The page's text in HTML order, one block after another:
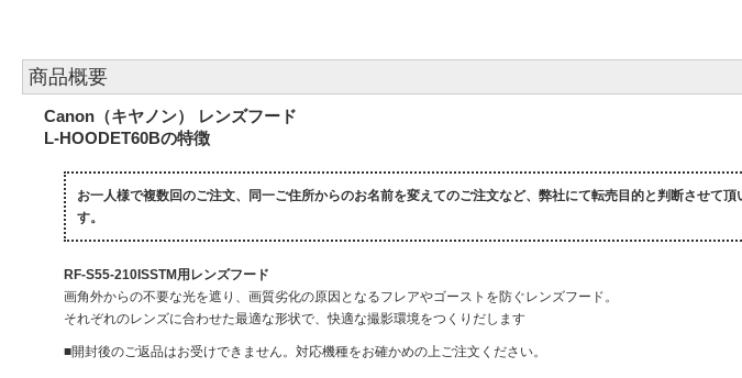
商品概要
Canon（キヤノン） レンズフード
L-HOODET60Bの特徴
お一人様で複数回のご注文、同一ご住所からのお名前を変えてのご注文など、弊社にて転売目的と判断させて
す。
RF-S55-210ISSTM用レンズフード
画角外からの不要な光を遮り、画質劣化の原因となるフレアやゴーストを防ぐレンズフード。
それぞれのレンズに合わせた最適な形状で、快適な撮影環境をつくりだします
■開封後のご返品はお受けできません。対応機種をお確かめの上ご注文ください。